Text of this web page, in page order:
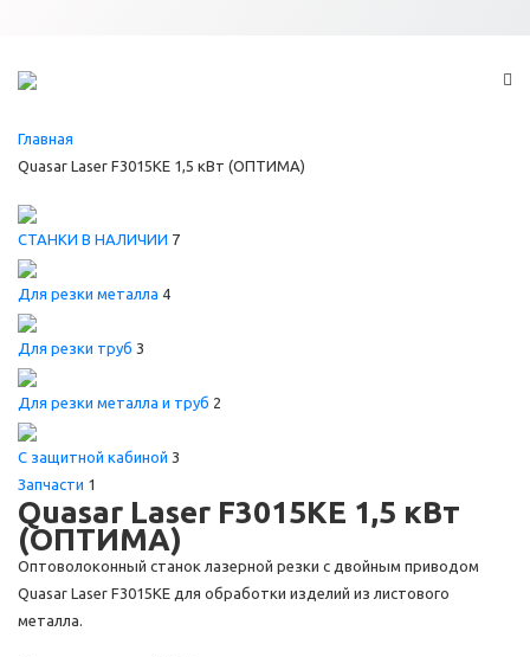
Главная
Quasar Laser F3015KE 1,5 кВт (ОПТИМА)
СТАНКИ В НАЛИЧИИ 7
Для резки металла 4
Для резки труб 3
Для резки металла и труб 2
С защитной кабиной 3
Запчасти 1
Quasar Laser F3015KE 1,5 кВт
(ОПТИМА)
Оптоволоконный станок лазерной резки с двойным приводом
Quasar Laser F3015KE для обработки изделий из листового
металла.